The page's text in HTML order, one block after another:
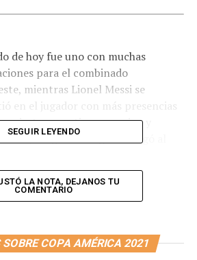
de hoy fue uno con muchas
para el combinado
mientras Lionel Messi se
en el jugador con más presencias
argentina, su amigo y
SergioKun
Agüero llegó al
2006, ante Brasil, en el Emirates
de Alfio Basile, entró en
Tevez para disputar 21 minutos.
contra laCanarinha.
SEGUIR LEYENDO
LA NOTA, DEJANOS TU
COMENTARIO
COPA AMÉRICA 2021